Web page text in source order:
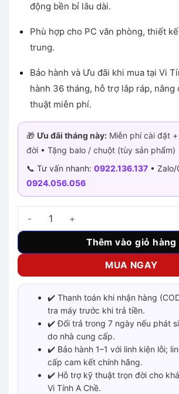
động bền bỉ lâu dài.
Phù hợp cho PC văn phòng, thiết
trung.
Bảo hành và Ưu đãi khi mua tại Vi
hành 36 tháng, hỗ trợ lắp ráp, nâng
thuật miễn phí.
🎁 Ưu đãi tháng này: Miễn phí cài đặt
đời • Tặng balo / chuột (tùy sản phẩm)
📞 Tư vấn nhanh: 0922.136.137 • Zalo/
0924.056.056
Mainboard MSI PRO B760M P – Chính
Thêm vào giỏ hàng
MUA NGAY
✔️ Thanh toán khi nhận hàng
tra máy trước khi trả tiền.
✔️ Đổi trả trong 7 ngày nếu phát
do nhà cung cấp.
✔️ Bảo hành 1–1 với linh kiện lỗi;
cấp cam kết chính hãng.
✔️ Hỗ trợ kỹ thuật trọn đời cho
Vi Tính A Chề.